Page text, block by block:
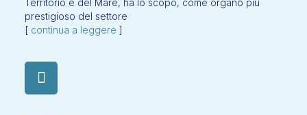
Territorio e del Mare, ha lo scopo, come organo più
prestigioso del settore
[ continua a leggere ]